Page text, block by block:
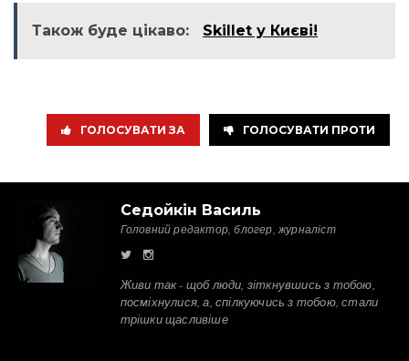
Також буде цікаво: Skillet у Києві!
ГОЛОСУВАТИ ЗА ГОЛОСУВАТИ ПРОТИ
Седойкін Василь
Головний редактор, блогер, журналіст
Живи так - щоб люди, зіткнувшись з тобою,
посміхнулися, а, спілкуючись з тобою, стали
трішки щасливіше